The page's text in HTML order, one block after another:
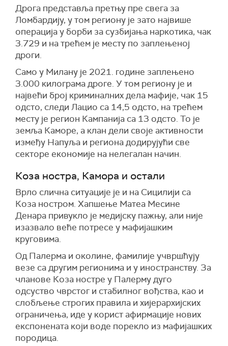
Дрога представља претњу пре свега за
Ломбардију, у том региону је зато највише
операција у борби за сузбијања наркотика, чак
3.729 и на трећем је месту по заплењеној
дроги.
Само у Милану је 2021. године заплењено
3.000 килограма дроге. У том региону је и
највећи број криминалних дела мафије, чак 15
одсто, следи Лацио са 14,5 одсто, на трећем
месту је регион Кампанија са 13 одсто. То је
земља Каморе, а клан дели своје активности
између Напуља и региона додирујући све
секторе економије на нелегалан начин.
Коза ностра, Камора и остали
Врло слична ситуације је и на Сицилији са
Коза ностром. Хапшење Матеа Месине
Денара привукло је медијску пажњу, али није
изазвало веће потресе у мафијашким
круговима.
Од Палерма и околине, фамилије учвршћују
везе са другим регионима и у иностранству. За
чланове Коза ностре у Палерму дуго
одсуство чврстог и стабилног вођства, као и
слобљење строгих правила и хијерархијских
ограничења, иде у корист афирмације нових
експонената који воде порекло из мафијашких
породица.